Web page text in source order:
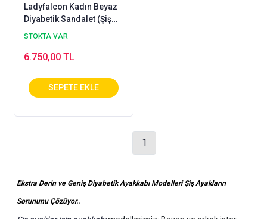
Ladyfalcon Kadın Beyaz
Diyabetik Sandalet (Şiş
Ayaklar İçin) - ODS105B
STOKTA VAR
6.750,00 TL
1
Ekstra Derin ve Geniş Diyabetik Ayakkabı Modelleri Şiş Ayakların
Sorununu Çözüyor..